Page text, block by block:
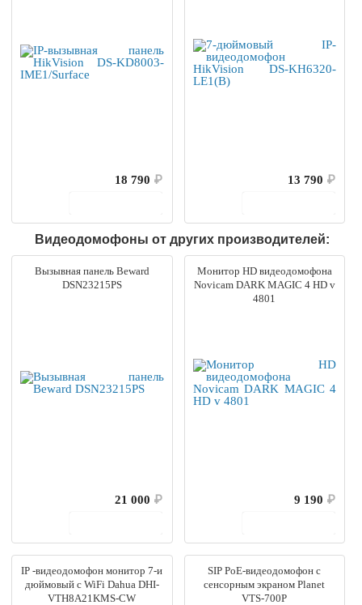
18 790 ₽
13 790 ₽
Видеодомофоны от других производителей:
Вызывная панель Beward
DSN23215PS
21 000 ₽
Монитор HD видеодомофона
Novicam DARK MAGIC 4 HD v
4801
9 190 ₽
IP -видеодомофон монитор 7-и
дюймовый с WiFi Dahua DHI-
VTH8A21KMS-CW
SIP PoE-видеодомофон с
сенсорным экраном Planet
VTS-700P